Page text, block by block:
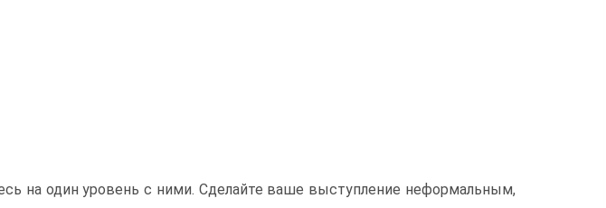
на один уровень с ними. Сделайте ваше выступление неформальным,